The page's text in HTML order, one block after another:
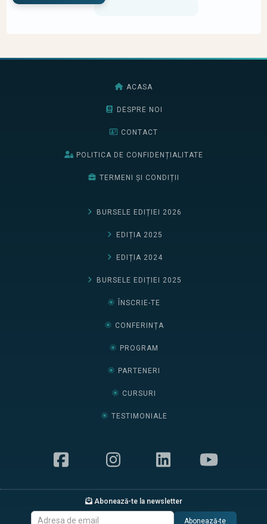
ACASA
DESPRE NOI
CONTACT
POLITICA DE CONFIDENȚIALITATE
TERMENI ȘI CONDIȚII
BURSELE EDIȚIEI 2026
EDIȚIA 2025
EDIȚIA 2024
BURSELE EDIȚIEI 2025
ÎNSCRIE-TE
CONFERINȚA
PROGRAM
PARTENERI
CURSURI
TESTIMONIALE
Abonează-te la newsletter
Abonează-te